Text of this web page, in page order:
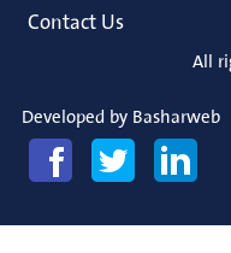
Contact Us
All
Developed by Basharweb